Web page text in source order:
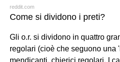
reddit.com
Come si dividono i preti?
Gli o.r. si dividono in quattro
regolari (cioè che seguono una
mendicanti, chierici regolari. I